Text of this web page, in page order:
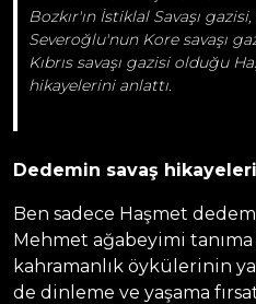
Bozkır'ın İstiklal Savaşı
Severoğlu'nun Kore savaşı
Kıbrıs savaşı gazisi olduğu
hikayelerini anlattı.
Dedemin savaş
Ben sadece Haşmet
Mehmet ağabeyimi tanıma
kahramanlık öykülerinin
de dinleme ve yaşama